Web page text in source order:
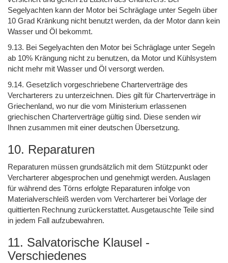
Segelyachten kann der Motor bei Schräglage unter Segeln über
10 Grad Kränkung nicht benutzt werden, da der Motor dann kein
Wasser und Öl bekommt.
9.13. Bei Segelyachten den Motor bei Schräglage unter Segeln
ab 10% Krängung nicht zu benutzen, da Motor und Kühlsystem
nicht mehr mit Wasser und Öl versorgt werden.
9.14. Gesetzlich vorgeschriebene Charterverträge des
Vercharterers zu unterzeichnen. Dies gilt für Charterverträge in
Griechenland, wo nur die vom Ministerium erlassenen
griechischen Charterverträge gültig sind. Diese senden wir
Ihnen zusammen mit einer deutschen Übersetzung.
10. Reparaturen
Reparaturen müssen grundsätzlich mit dem Stützpunkt oder
Vercharterer abgesprochen und genehmigt werden. Auslagen
für während des Törns erfolgte Reparaturen infolge von
Materialverschleiß werden vom Vercharterer bei Vorlage der
quittierten Rechnung zurückerstattet. Ausgetauschte Teile sind
in jedem Fall aufzubewahren.
11. Salvatorische Klausel -
Verschiedenes